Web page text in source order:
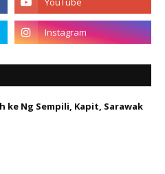
ke Ng Sempili, Kapit, Sarawak